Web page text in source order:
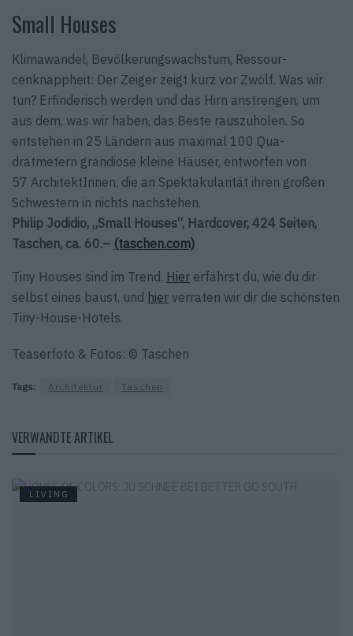
Small Houses
Klimawandel, Bevölkerungs­wachstum, Res­sour­
cenknappheit: Der Zeiger zeigt kurz vor Zwölf. Was wir
tun? Erfinderisch werden und das Hirn anstrengen, um
aus dem, was wir haben, das Beste rauszuholen. So
entstehen in 25 Ländern aus maximal 100 Qua­
dratmetern grandiose kleine Häuser, entworfen von
57 ArchitektInnen, die an Spektakularität ihren großen
Schwestern in nichts nachstehen.
Philip Jodidio, „Small Houses“, Hardcover, 424 Seiten,
Taschen, ca. 60.– (taschen.com)
Tiny Houses sind im Trend. Hier erfährst du, wie du dir
selbst eines baust, und hier verraten wir dir die schönsten
Tiny-House-Hotels.
Teaserfoto & Fotos: © Taschen
Tags: Architektur Taschen
VERWANDTE ARTIKEL
LIVING